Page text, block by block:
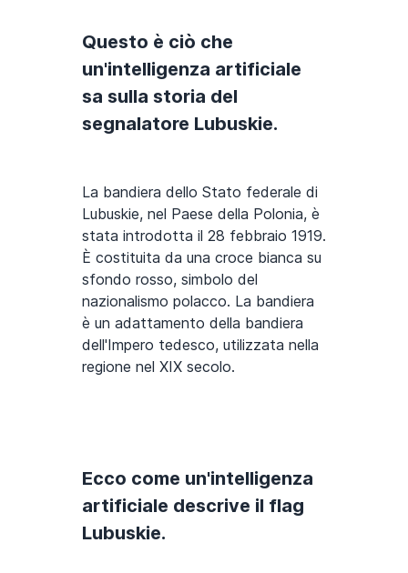
Questo è ciò che
un'intelligenza artificiale
sa sulla storia del
segnalatore Lubuskie.
La bandiera dello Stato federale di
Lubuskie, nel Paese della Polonia, è
stata introdotta il 28 febbraio 1919.
È costituita da una croce bianca su
sfondo rosso, simbolo del
nazionalismo polacco. La bandiera
è un adattamento della bandiera
dell'Impero tedesco, utilizzata nella
regione nel XIX secolo.
Ecco come un'intelligenza
artificiale descrive il flag
Lubuskie.